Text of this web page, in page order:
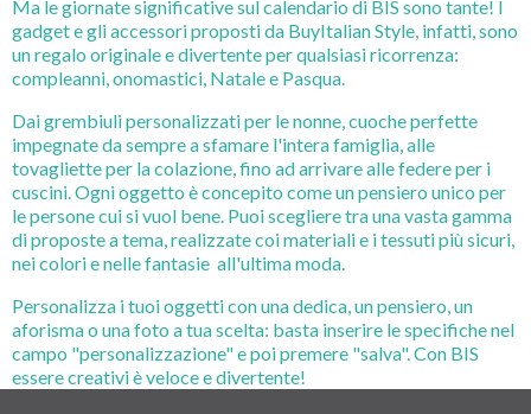
Ma le giornate significative sul calendario di BIS sono tante! I
gadget e gli accessori proposti da BuyItalian Style, infatti, sono
un regalo originale e divertente per qualsiasi ricorrenza:
compleanni, onomastici, Natale e Pasqua.
Dai grembiuli personalizzati per le nonne, cuoche perfette
impegnate da sempre a sfamare l'intera famiglia, alle
tovagliette per la colazione, fino ad arrivare alle federe per i
cuscini. Ogni oggetto è concepito come un pensiero unico per
le persone cui si vuol bene. Puoi scegliere tra una vasta gamma
di proposte a tema, realizzate coi materiali e i tessuti più sicuri,
nei colori e nelle fantasie all'ultima moda.
Personalizza i tuoi oggetti con una dedica, un pensiero, un
aforisma o una foto a tua scelta: basta inserire le specifiche nel
campo "personalizzazione" e poi premere "salva". Con BIS
essere creativi è veloce e divertente!